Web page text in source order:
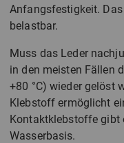
Anfangsfestigkeit.
belastbar.
Muss das Leder
in den meisten Fällen
+80 °C) wieder gelöst
Klebstoff ermöglicht
Kontaktklebstoffe gibt
Wasserbasis.